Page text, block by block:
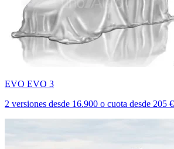
EVO EVO 3
2 versiones desde 16.900 o cuota desde 205